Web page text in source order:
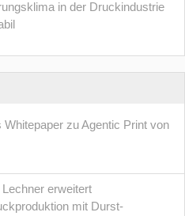
in der Druckindustrie
Whitepaper zu Agentic Print von
erweitert
mit Durst-